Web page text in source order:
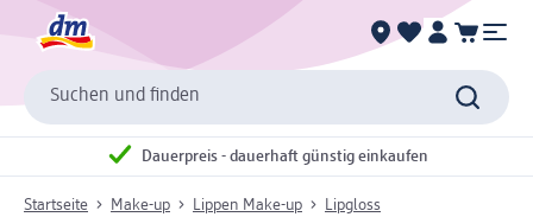
Suchen und finden
Dauerpreis - dauerhaft günstig einkaufen
Startseite Make-up Lippen Make-up Lipgloss